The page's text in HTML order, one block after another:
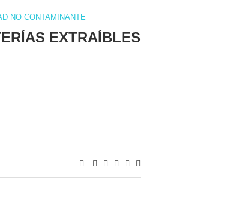
NO CONTAMINANTE
EXTRAÍBLES